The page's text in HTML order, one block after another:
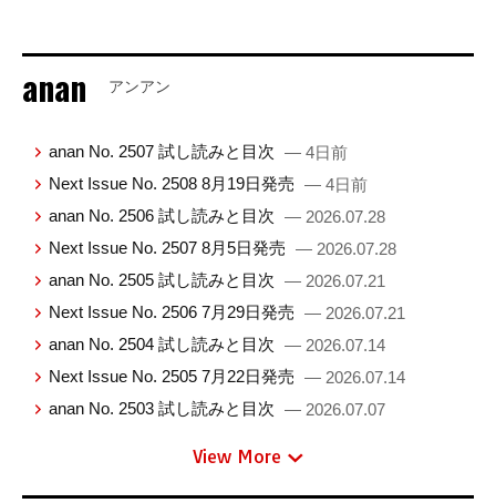
anan アンアン
anan No. 2507 試し読みと目次 — 4日前
Next Issue No. 2508 8月19日発売 — 4日前
anan No. 2506 試し読みと目次 — 2026.07.28
Next Issue No. 2507 8月5日発売 — 2026.07.28
anan No. 2505 試し読みと目次 — 2026.07.21
Next Issue No. 2506 7月29日発売 — 2026.07.21
anan No. 2504 試し読みと目次 — 2026.07.14
Next Issue No. 2505 7月22日発売 — 2026.07.14
anan No. 2503 試し読みと目次 — 2026.07.07
View More